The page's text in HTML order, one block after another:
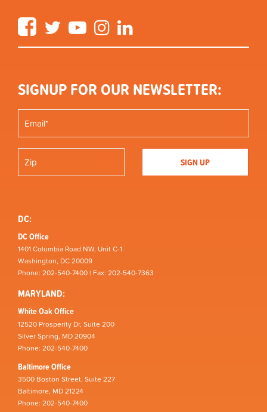
FacebookTwitter YouTube Instagram
SIGNUP FOR OUR NEWSLETTER:
DC:
DC Office
1401 Columbia Road NW, Unit C-1
Washington, DC 20009
Phone: 202-540-7400 | Fax: 202-540-7363
MARYLAND:
White Oak Office
12520 Prosperity Dr, Suite 200
Silver Spring, MD 20904
Phone: 202-540-7400
Baltimore Office
3500 Boston Street, Suite 227
Baltimore, MD 21224
Phone: 202-540-7400